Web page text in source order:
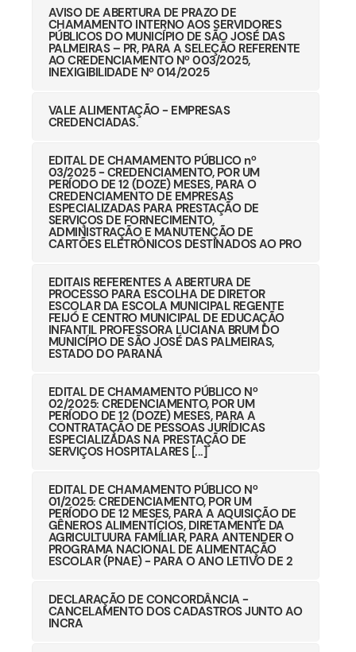
AVISO DE ABERTURA DE PRAZO DE
CHAMAMENTO INTERNO AOS SERVIDORES
PÚBLICOS DO MUNICÍPIO DE SÃO JOSÉ DAS
PALMEIRAS – PR, PARA A SELEÇÃO REFERENTE
AO CREDENCIAMENTO Nº 003/2025,
INEXIGIBILIDADE Nº 014/2025
VALE ALIMENTAÇÃO - EMPRESAS
CREDENCIADAS.
EDITAL DE CHAMAMENTO PÚBLICO nº
03/2025 - CREDENCIAMENTO, POR UM
PERÍODO DE 12 (DOZE) MESES, PARA O
CREDENCIAMENTO DE EMPRESAS
ESPECIALIZADAS PARA PRESTAÇÃO DE
SERVIÇOS DE FORNECIMENTO,
ADMINISTRAÇÃO E MANUTENÇÃO DE
CARTÕES ELETRÔNICOS DESTINADOS AO PRO
EDITAIS REFERENTES A ABERTURA DE
PROCESSO PARA ESCOLHA DE DIRETOR
ESCOLAR DA ESCOLA MUNICIPAL REGENTE
FEIJÓ E CENTRO MUNICIPAL DE EDUCAÇÃO
INFANTIL PROFESSORA LUCIANA BRUM DO
MUNICÍPIO DE SÃO JOSÉ DAS PALMEIRAS,
ESTADO DO PARANÁ
EDITAL DE CHAMAMENTO PÚBLICO Nº
02/2025: CREDENCIAMENTO, POR UM
PERÍODO DE 12 (DOZE) MESES, PARA A
CONTRATAÇÃO DE PESSOAS JURÍDICAS
ESPECIALIZADAS NA PRESTAÇÃO DE
SERVIÇOS HOSPITALARES [...]
EDITAL DE CHAMAMENTO PÚBLICO Nº
01/2025: CREDENCIAMENTO, POR UM
PERÍODO DE 12 MESES, PARA A AQUISIÇÃO DE
GÊNEROS ALIMENTÍCIOS, DIRETAMENTE DA
AGRICULTUURA FAMÍLIAR, PARA ANTENDER O
PROGRAMA NACIONAL DE ALIMENTAÇÃO
ESCOLAR (PNAE) - PARA O ANO LETIVO DE 2
DECLARAÇÃO DE CONCORDÂNCIA -
CANCELAMENTO DOS CADASTROS JUNTO AO
INCRA